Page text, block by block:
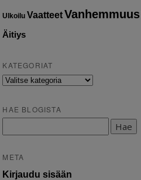
Ulkoilu VaatteetVanhemmuus
Äitiys
KATEGORIAT
Kategoriat
HAE BLOGISTA
META
Kirjaudu sisään